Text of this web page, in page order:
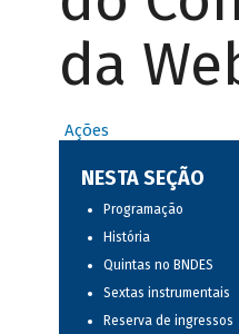
da
Ações
NESTA SEÇÃO
Programação
História
Quintas no BNDES
Sextas instrumentais
Reserva de ingressos